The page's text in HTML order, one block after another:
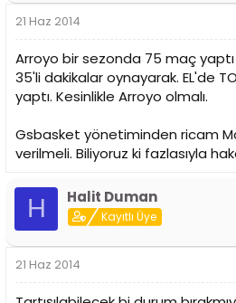
21 Haz 2014
Arroyo bir sezonda 75 maç yaptı
35'li dakikalar oynayarak. EL'de
yaptı. Kesinlikle Arroyo olmalı.
Gsbasket yönetiminden ricam
verilmeli. Biliyoruz ki fazlasıyla
H Halit Duman
Kayıtlı Üye
21 Haz 2014